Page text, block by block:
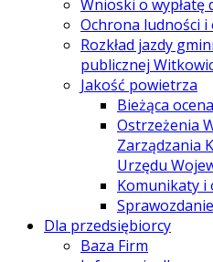
Wnioski o
Ochrona ludności
Rozkład jazdy
publicznej
Jakość powietrza
Bieżąca
Ostrzeżenia
Zarządzania
Urzędu
Komunikaty i
Dla przedsiębiorcy
Baza Firm